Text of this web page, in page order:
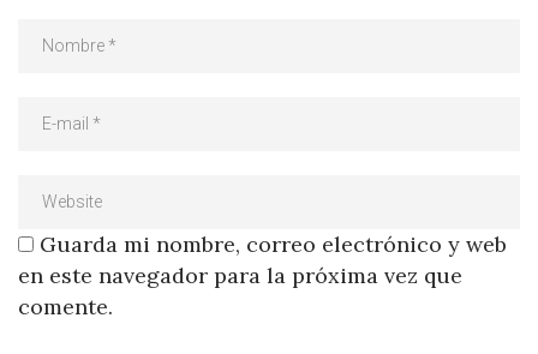
Guarda mi nombre, correo electrónico y web
en este navegador para la próxima vez que
comente.